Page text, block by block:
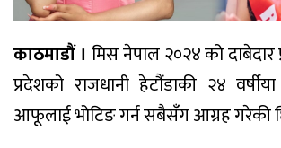
काठमाडौं ।मिस नेपाल २०२४ को दाबेदार
प्रदेशको राजधानी हेटौंडाकी २४
आफूलाई भोटिङ गर्न सबैसँग आग्रह गरेकी